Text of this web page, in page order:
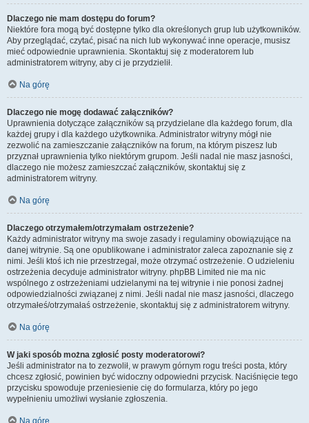
Dlaczego nie mam dostępu do forum?
Niektóre fora mogą być dostępne tylko dla określonych grup lub użytkowników.
Aby przeglądać, czytać, pisać na nich lub wykonywać inne operacje, musisz
mieć odpowiednie uprawnienia. Skontaktuj się z moderatorem lub
administratorem witryny, aby ci je przydzielił.
Na górę
Dlaczego nie mogę dodawać załączników?
Uprawnienia dotyczące załączników są przydzielane dla każdego forum, dla
każdej grupy i dla każdego użytkownika. Administrator witryny mógł nie
zezwolić na zamieszczanie załączników na forum, na którym piszesz lub
przyznał uprawnienia tylko niektórym grupom. Jeśli nadal nie masz jasności,
dlaczego nie możesz zamieszczać załączników, skontaktuj się z
administratorem witryny.
Na górę
Dlaczego otrzymałem/otrzymałam ostrzeżenie?
Każdy administrator witryny ma swoje zasady i regulaminy obowiązujące na
danej witrynie. Są one opublikowane i administrator zaleca zapoznanie się z
nimi. Jeśli ktoś ich nie przestrzegał, może otrzymać ostrzeżenie. O udzieleniu
ostrzeżenia decyduje administrator witryny. phpBB Limited nie ma nic
wspólnego z ostrzeżeniami udzielanymi na tej witrynie i nie ponosi żadnej
odpowiedzialności związanej z nimi. Jeśli nadal nie masz jasności, dlaczego
otrzymałeś/otrzymałaś ostrzeżenie, skontaktuj się z administratorem witryny.
Na górę
W jaki sposób można zgłosić posty moderatorowi?
Jeśli administrator na to zezwolił, w prawym górnym rogu treści posta, który
chcesz zgłosić, powinien być widoczny odpowiedni przycisk. Naciśnięcie tego
przycisku spowoduje przeniesienie cię do formularza, który po jego
wypełnieniu umożliwi wysłanie zgłoszenia.
Na górę